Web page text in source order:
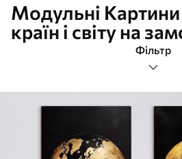
Модульні
країн і світу на
Фільтр
модульні
Картини Мапи міст,